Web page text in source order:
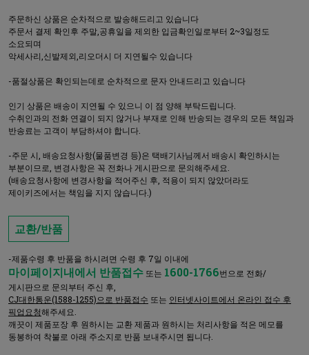
주문하신 상품은 순차적으로 발송해드리고 있습니다
주문서 결제 확인후 주말,공휴일을 제외한 입금확인일로부터 2~3일정도
소요되며
악세사리,신발제외,리오더시 더 지연될수 있습니다
-품절상품은 확인되는데로 순차적으로 문자 안내드리고 있습니다
인기 상품은 배송이 지연될 수 있으니 이 점 양해 부탁드립니다.
수취인과의 전화 연결이 되지 않거나 부재로 인해 반송되는 경우의 모든 책임과
반송료는 고객이 부담하셔야 합니다.
-주문 시, 배송요청사항(물품변경 등)은 택배기사님께서 배송시 확인하시는
부분이므로, 변경사항은 꼭 전화나 게시판으로 문의해주세요.
(배송요청사항에 변경사항을 적어주신 후, 적용이 되지 않았더라도
제이키즈에서는 책임을 지지 않습니다.)
교환/반품
-제품수령 후 반품을 하시려면 수령 후 7일 이내에
마이페이지내에서 반품접수 또는 1600-1766번으로 전화/
게시판으로 문의부터 주신 후,
CJ대한통운(1588-1255)으로 반품접수 또는 인터넷사이트에서 온라인 접수 후
픽업요청해주세요.
깨끗이 제품포장 후 원하시는 교환 제품과 원하시는 처리사항을 적은 메모를
동봉하여 착불로 아래 주소지로 반품 보내주시면 됩니다.